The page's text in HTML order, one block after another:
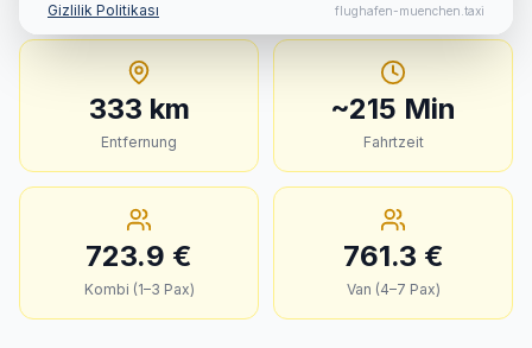
333 km
Entfernung
~215 Min
Fahrtzeit
723.9 €
Kombi (1–3 Pax)
761.3 €
Van (4–7 Pax)
Gizlilik Politikası flughafen-muenchen.taxi